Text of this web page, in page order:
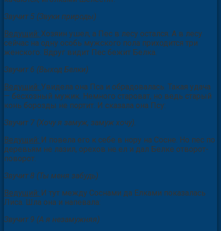
Звучит 5 (Звуки природы)
Ведущий: Хозяин ушел, а Пес в лесу остался. А в лесу
сейчас на одну особь мужского пола приходится три
женского. Вдруг видит Пес бежит Белка.
Звучит 6 (Выход Белки)
Ведущий: Увидела она Пса и обрадовалась. Такая удача
— бесхозный мужик. Немного староват, но ведь старый
конь борозды не портит. И сказала она Псу:
Звучит 7 (Хочу я замуж, замуж хочу).
Ведущий: И повела его к себе в нору на Сосне. Но пес по
деревьям не лазил, орехов не ел и дал Белке отворот-
поворот.
Звучит 8 (Ты меня забудь)
Ведущий: И тут между Соснами да Елками показалась
Лиса. Шла она и напевала:
Звучит 9 (А я незамужняя)